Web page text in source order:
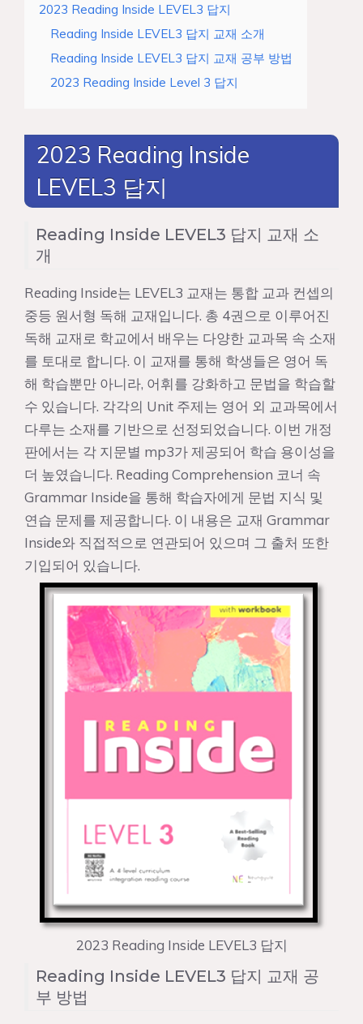
2023 Reading Inside LEVEL3 답지
Reading Inside LEVEL3 답지 교재 소개
Reading Inside LEVEL3 답지 교재 공부 방법
2023 Reading Inside Level 3 답지
2023 Reading Inside
LEVEL3 답지
Reading Inside LEVEL3 답지 교재 소
개
Reading Inside는 LEVEL3 교재는 통합 교과 컨셉의
중등 원서형 독해 교재입니다. 총 4권으로 이루어진
독해 교재로 학교에서 배우는 다양한 교과목 속 소재
를 토대로 합니다. 이 교재를 통해 학생들은 영어 독
해 학습뿐만 아니라, 어휘를 강화하고 문법을 학습할
수 있습니다. 각각의 Unit 주제는 영어 외 교과목에서
다루는 소재를 기반으로 선정되었습니다. 이번 개정
판에서는 각 지문별 mp3가 제공되어 학습 용이성을
더 높였습니다. Reading Comprehension 코너 속
Grammar Inside을 통해 학습자에게 문법 지식 및
연습 문제를 제공합니다. 이 내용은 교재 Grammar
Inside와 직접적으로 연관되어 있으며 그 출처 또한
기입되어 있습니다.
2023 Reading Inside LEVEL3 답지
Reading Inside LEVEL3 답지 교재 공
부 방법